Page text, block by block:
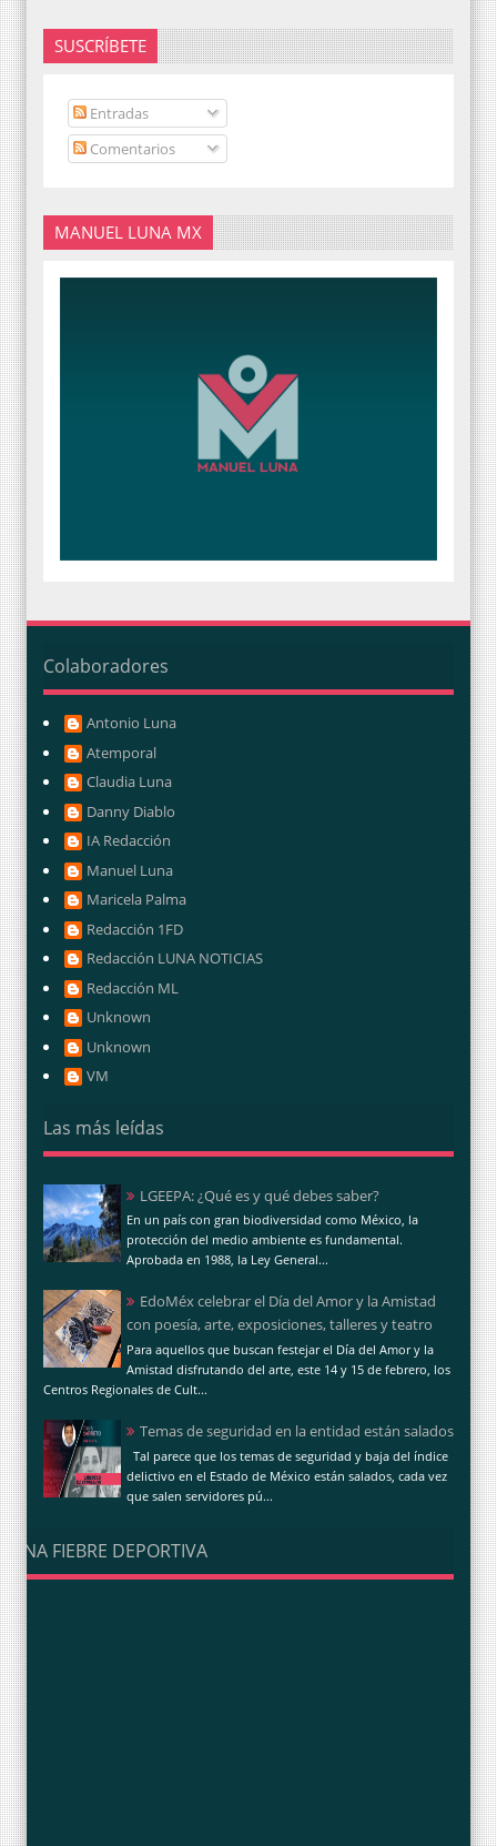
SUSCRÍBETE
Entradas
Comentarios
MANUEL LUNA MX
Colaboradores
Antonio Luna
Atemporal
Claudia Luna
Danny Diablo
IA Redacción
Manuel Luna
Maricela Palma
Redacción 1FD
Redacción LUNA NOTICIAS
Redacción ML
Unknown
Unknown
VM
Las más leídas
LGEEPA: ¿Qué es y qué debes saber?
En un país con gran biodiversidad como México, la
protección del medio ambiente es fundamental.
Aprobada en 1988, la Ley General...
EdoMéx celebrar el Día del Amor y la Amistad
con poesía, arte, exposiciones, talleres y teatro
Para aquellos que buscan festejar el Día del Amor y la
Amistad disfrutando del arte, este 14 y 15 de febrero, los
Centros Regionales de Cult...
Temas de seguridad en la entidad están salados
Tal parece que los temas de seguridad y baja del índice
delictivo en el Estado de México están salados, cada vez
que salen servidores pú...
UNA FIEBRE DEPORTIVA